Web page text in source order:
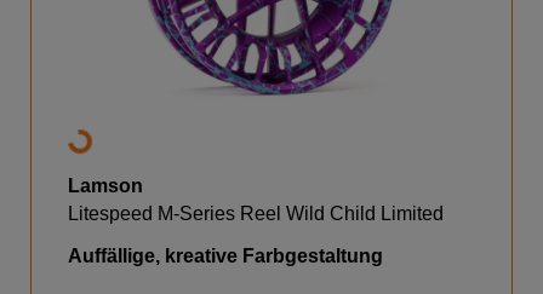
Lamson
Litespeed M-Series Reel Wild Child Limited
Auffällige, kreative Farbgestaltung